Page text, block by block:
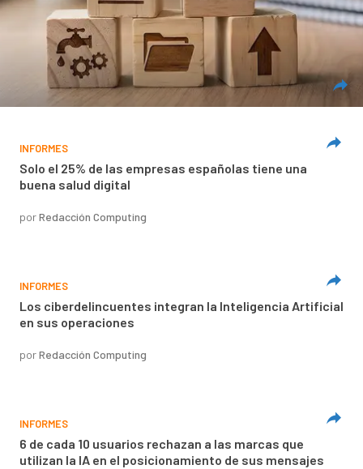
INFORMES
Solo el 25% de las empresas españolas tiene una
buena salud digital
porRedacción Computing
INFORMES
Los ciberdelincuentes integran la Inteligencia Artificial
en sus operaciones
porRedacción Computing
INFORMES
6 de cada 10 usuarios rechazan a las marcas que
utilizan la IA en el posicionamiento de sus mensajes